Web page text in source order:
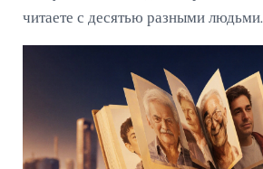
читаете с десятью разными людьми.